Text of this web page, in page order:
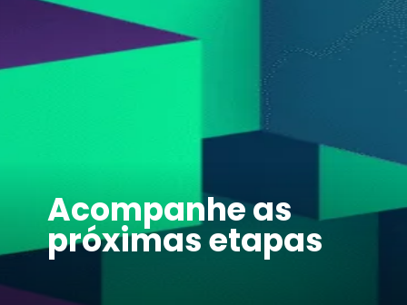
Acompanhe as
próximas etapas